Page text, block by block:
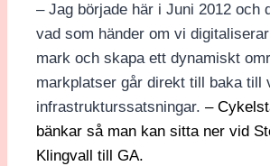
– Jag började här i Juni 2012 och
vad som händer om vi
mark och skapa ett dynamiskt
markplatser går direkt till baka till
infrastrukturssatsningar. –
bänkar så man kan sitta ner vid
Klingvall till GA.